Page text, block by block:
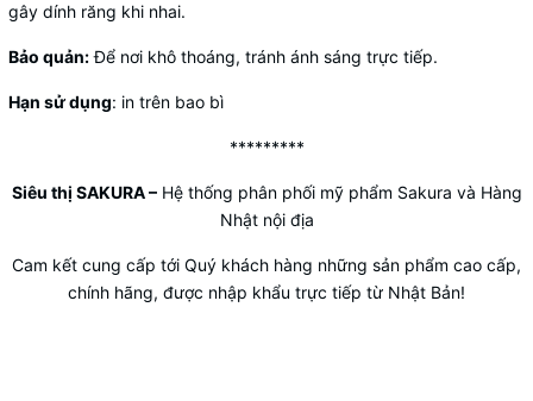
gây dính răng khi nhai.
Bảo quản:Để nơi khô thoáng, tránh ánh sáng trực tiếp.
Hạn sử dụng: in trên bao bì
*********
Siêu thị SAKURA –Hệ thống phân phối mỹ phẩm Sakura và Hàng
Nhật nội địa
Cam kết cung cấp tới Quý khách hàng những sản phẩm cao cấp,
chính hãng, được nhập khẩu trực tiếp từ Nhật Bản!